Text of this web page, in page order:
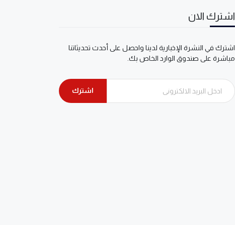
اشترك الان
اشترك في النشرة الإخبارية لدينا واحصل على أحدث تحديثاتنا
مباشرة على صندوق الوارد الخاص بك.
اشترك